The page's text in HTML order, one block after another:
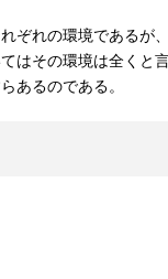
ぞれの環境であるが、
はその環境は全くと
あるのである。